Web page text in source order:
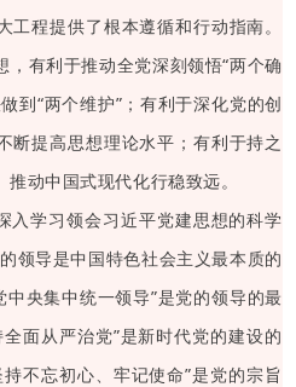
工程提供了根本遵循和行动指南。
，有利于推动全党深刻领悟“两个确
到“两个维护”；有利于深化党的创
断提高思想理论水平；有利于持之
动中国式现代化行稳致远。
入学习领会习近平党建思想的科学
领导是中国特色社会主义最本质的
中央集中统一领导”是党的领导的最
面从严治党”是新时代党的建设的
不忘初心、牢记使命”是党的宗旨